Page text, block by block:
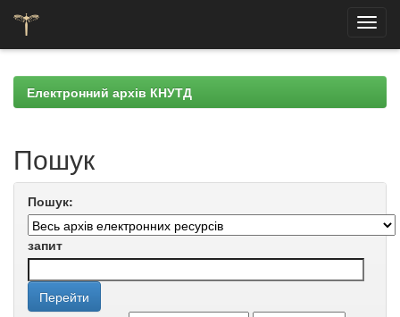
navigationЕлектронний архів КНУТД
Пошук
Пошук:
запит